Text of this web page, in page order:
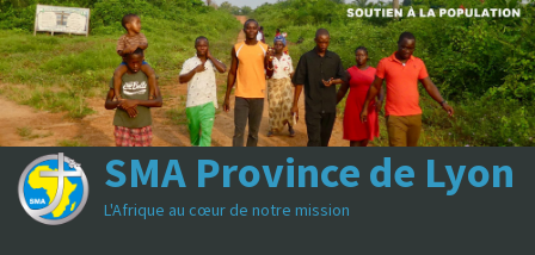
Passer
au
contenu
SMA Province de Lyon
L'Afrique au cœur de notre mission